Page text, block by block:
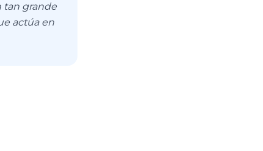
tan grande
actúa en